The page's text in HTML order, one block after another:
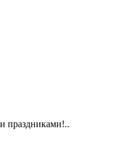
праздниками!..